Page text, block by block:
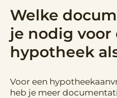
Welke
je nodig voor
hypotheek
Voor een
heb je meer